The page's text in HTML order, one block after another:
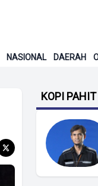
NASIONAL DAERAH
KOPI PAHIT